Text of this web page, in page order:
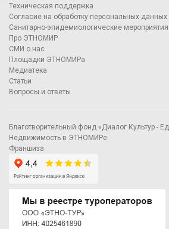
Техническая поддержка
Согласие на обработку персональных данных
Санитарно-эпидемиологические
Про ЭТНОМИР
СМИ о нас
Площадки ЭТНОМИРа
Медиатека
Статьи
Вопросы и ответы
Благотворительный фонд «Диалог Культур -
Недвижимость в ЭТНОМИРе
Франшиза